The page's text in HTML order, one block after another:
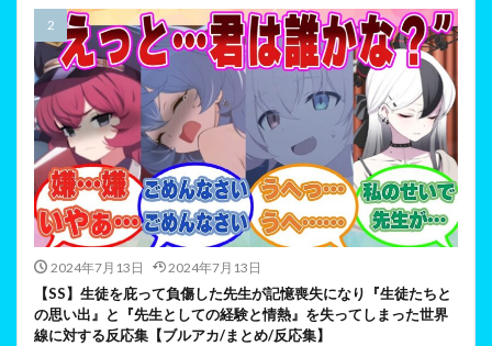
2024年7月13日 2024年7月13日
【SS】生徒を庇って負傷した先生が記憶喪失になり『生徒たちと
の思い出』と『先生としての経験と情熱』を失ってしまった世界
線に対する反応集【ブルアカ/まとめ/反応集】